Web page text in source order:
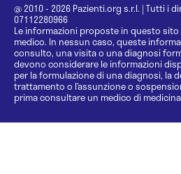
@ 2010 - 2026 Pazienti.org s.r.l. | Tutti i
07112280966
Le informazioni proposte in questo
medico. In nessun caso, queste
consulto, una visita o una diagnosi
devono considerare le informazioni
per la formulazione di una diagnosi, la
trattamento o l’assunzione o
prima consultare un medico di